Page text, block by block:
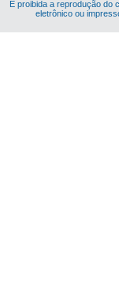
É proibida a reprodução do
eletrônico ou